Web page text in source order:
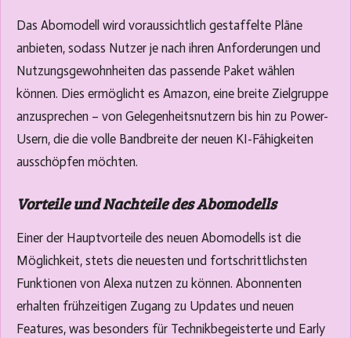
Das Abomodell wird voraussichtlich gestaffelte Pläne
anbieten, sodass Nutzer je nach ihren Anforderungen und
Nutzungsgewohnheiten das passende Paket wählen
können. Dies ermöglicht es Amazon, eine breite Zielgruppe
anzusprechen – von Gelegenheitsnutzern bis hin zu Power-
Usern, die die volle Bandbreite der neuen KI-Fähigkeiten
ausschöpfen möchten.
Vorteile und Nachteile des Abomodells
Einer der Hauptvorteile des neuen Abomodells ist die
Möglichkeit, stets die neuesten und fortschrittlichsten
Funktionen von Alexa nutzen zu können. Abonnenten
erhalten frühzeitigen Zugang zu Updates und neuen
Features, was besonders für Technikbegeisterte und Early